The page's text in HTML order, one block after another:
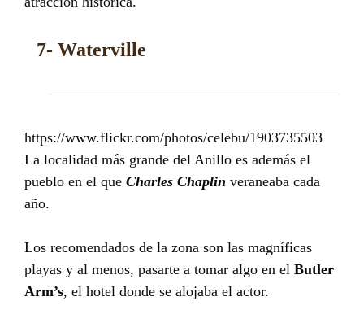
7- Waterville
https://www.flickr.com/photos/celebu/1903735503
La localidad más grande del Anillo es además el
pueblo en el que Charles Chaplin veraneaba cada
año.
Los recomendados de la zona son las magníficas
playas y al menos, pasarte a tomar algo en el Butler
Arm’s, el hotel donde se alojaba el actor.